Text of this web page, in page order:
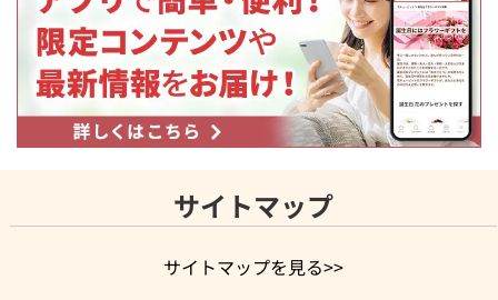
サイトマップ
サイトマップを見る>>